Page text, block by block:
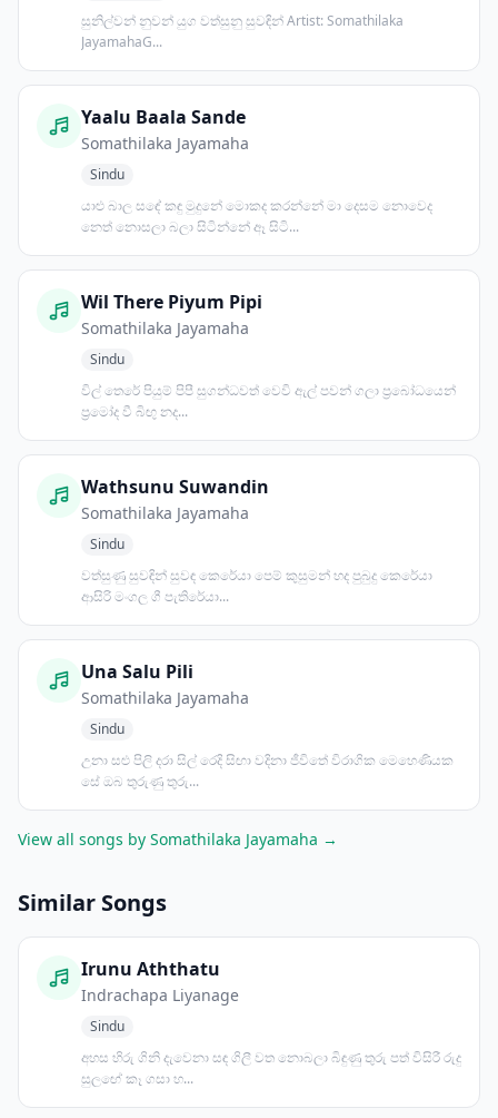
සුනිල්වන් නුවන් යුග වත්සුනු සුවඳින් Artist: Somathilaka
JayamahaG...
Yaalu Baala Sande
Somathilaka Jayamaha
Sindu
යාළු බාල සඳේ කඳු මුදුනේ මොකද කරන්නේ මා දෙසම නොවෙද
නෙත් නොසලා බලා සිටින්නේ ඈ සිටි...
Wil There Piyum Pipi
Somathilaka Jayamaha
Sindu
විල් තෙරේ පියුම් පිපී සුගන්ධවත් වෙවි ඇල් පවන් ගලා ප්‍රබෝධයෙන්
ප්‍රමෝද වී බිඟු නද...
Wathsunu Suwandin
Somathilaka Jayamaha
Sindu
වත්සුණු සුවඳින් සුවඳ කෙරේයා පෙම් කුසුමන් හද පුබුදු කෙරේයා
ආසිරි මංගල ගී පැතිරේයා...
Una Salu Pili
Somathilaka Jayamaha
Sindu
උනා සළු පිලි දරා සිල් රෙදි සිඟා වදිනා ජීවිතේ විරාගික මෙහෙණියක
සේ ඔබ තුරුණු තුරු...
View all songs by Somathilaka Jayamaha →
Similar Songs
Irunu Aththatu
Indrachapa Liyanage
Sindu
අහස හිරු ගිනි දැවෙනා සඳ ගිලී වත නොබලා බිඳුණු තුරු පත් විසිරී රුදු
සුලඟේ කෑ ගසා හ...